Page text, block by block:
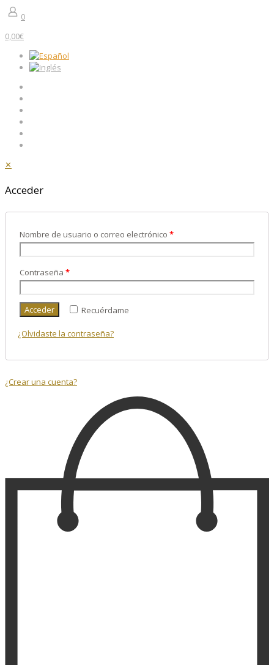
0
0,00€
✕
Acceder
Nombre de usuario o correo electrónico *
Contraseña *
Recuérdame
Acceder
¿Olvidaste la contraseña?
¿Crear una cuenta?